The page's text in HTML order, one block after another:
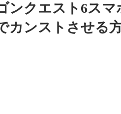
ンクエスト6スマ
カンストさせる